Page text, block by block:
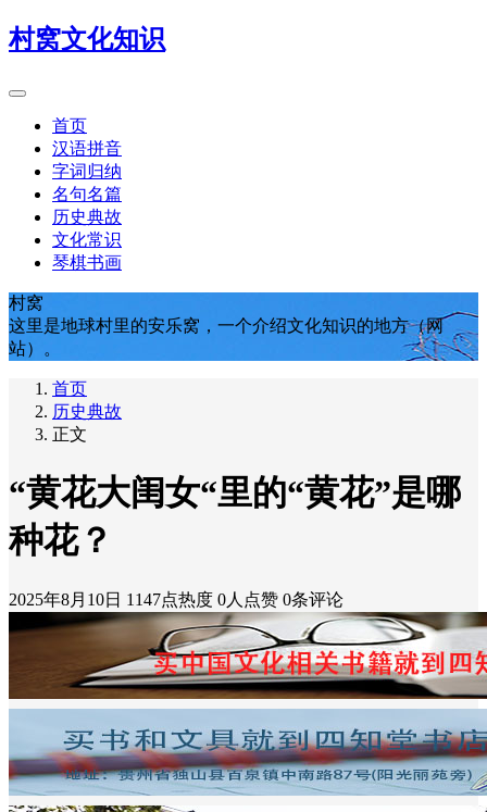
村窝文化知识
首页
汉语拼音
字词归纳
名句名篇
历史典故
文化常识
琴棋书画
村窝
这里是地球村里的安乐窝，一个介绍文化知识的地方（网
站）。
首页
历史典故
正文
“黄花大闺女“里的“黄花”是哪
种花？
2025年8月10日 1147点热度 0人点赞 0条评论